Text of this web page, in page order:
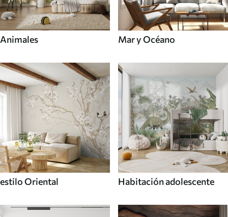
Animales Mar y Océano
estilo Oriental Habitación adolescente